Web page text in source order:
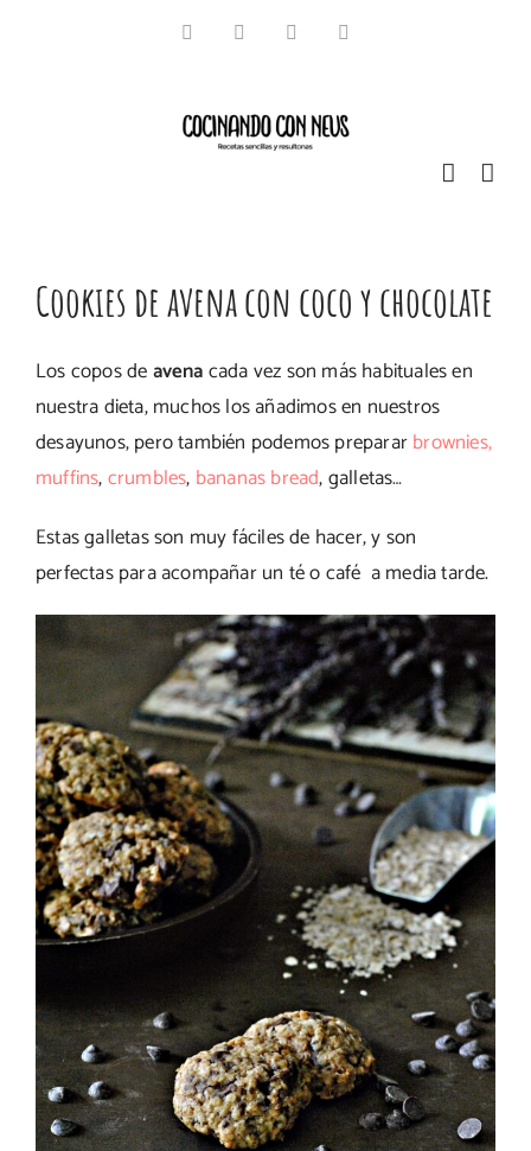
FacebookInstagramPinterest
Cookies de avena con coco y chocolate
Los copos deavenacada vez son más habituales en
nuestra dieta, muchos los añadimos en nuestros
desayunos, pero también podemos prepararbrownies,
muffins,crumbles, bananas bread, galletas…
Estas galletas son muy fáciles de hacer, y son
perfectas para acompañar un té o café a media tarde.